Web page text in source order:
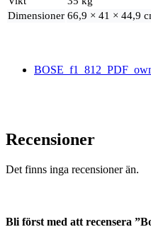
Dimensioner 66,9 × 41 × 44,9
Recensioner
Det finns inga recensioner än.
Bli först med att recensera